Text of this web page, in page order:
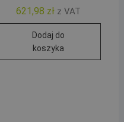
621,98 zł z VAT
Dodaj do
koszyka